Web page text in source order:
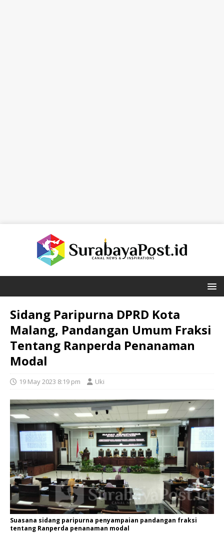
Sidang Paripurna DPRD Kota
Malang, Pandangan Umum Fraksi
Tentang Ranperda Penanaman
Modal
19 May 2023 8:19 pm Uki
Suasana sidang paripurna penyampaian pandangan fraksi
tentang Ranperda penanaman modal